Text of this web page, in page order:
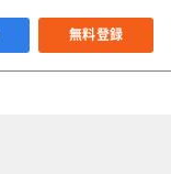
無料登録